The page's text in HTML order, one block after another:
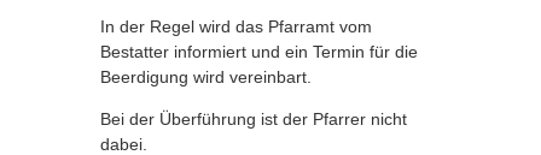
In der Regel wird das Pfarramt vom
Bestatter informiert und ein Termin für die
Beerdigung wird vereinbart.
Bei der Überführung ist der Pfarrer nicht
dabei.